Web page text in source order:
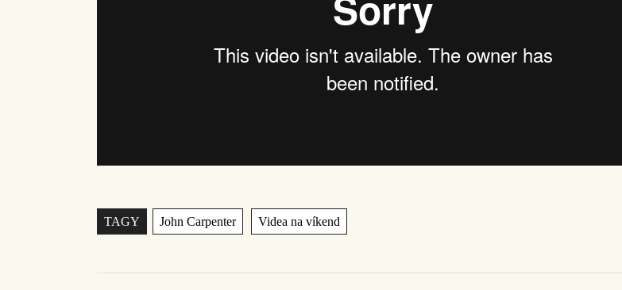
TAGY
Štítky
John Carpenter Videa na víkend